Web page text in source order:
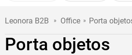
Office Porta
Porta objetos